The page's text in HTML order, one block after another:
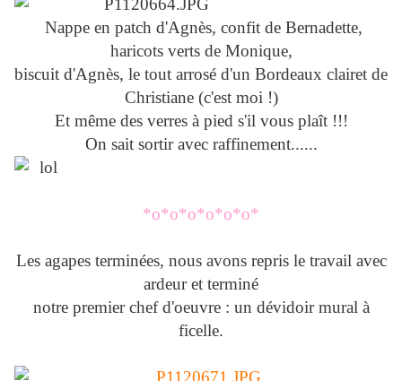
Nappe en patch d'Agnès, confit de Bernadette,
haricots verts de Monique,
biscuit d'Agnès, le tout arrosé d'un Bordeaux clairet de
Christiane (c'est moi !)
Et même des verres à pied s'il vous plaît !!!
On sait sortir avec raffinement......
*o*o*o*o*o*o*
Les agapes terminées, nous avons repris le travail avec
ardeur et terminé
notre premier chef d'oeuvre : un dévidoir mural à
ficelle.